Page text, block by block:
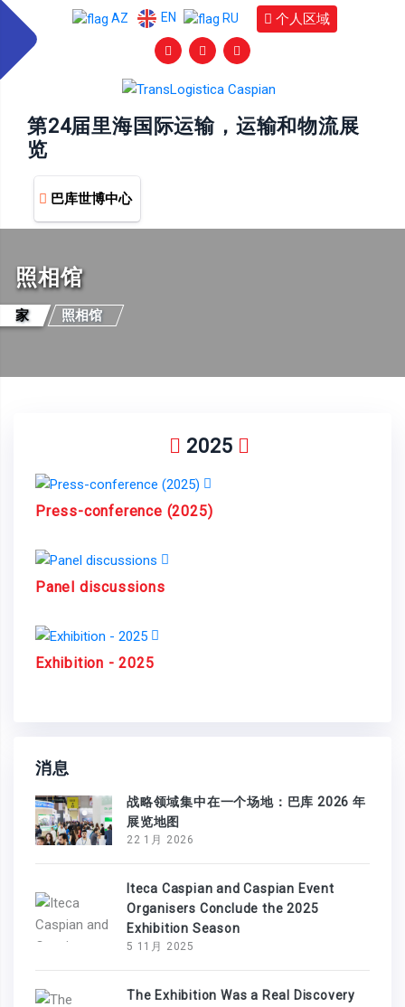
AZ EN RU 个人区域
第24届里海国际运输，运输和物流展
览
巴库世博中心
照相馆
家 照相馆
2025
Press-conference (2025)
Panel discussions
Exhibition - 2025
消息
战略领域集中在一个场地：巴库 2026 年
展览地图
22 1月 2026
Iteca Caspian and Caspian Event
Organisers Conclude the 2025
Exhibition Season
5 11月 2025
The Exhibition Was a Real Discovery